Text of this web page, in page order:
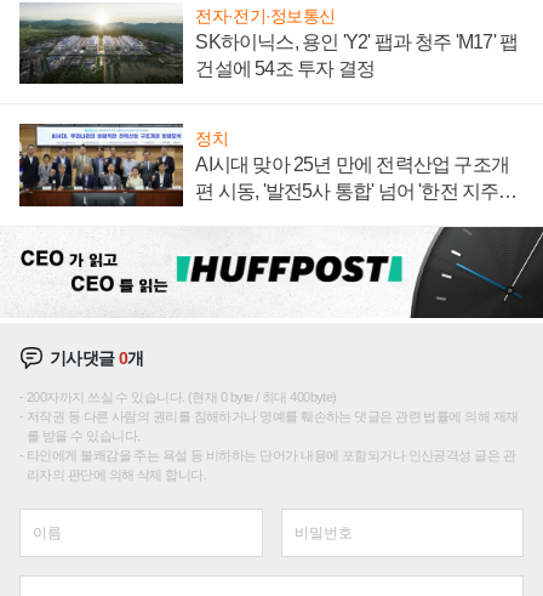
전자·전기·정보통신
SK하이닉스, 용인 'Y2' 팹과 청주 'M17' 팹
건설에 54조 투자 결정
정치
AI시대 맞아 25년 만에 전력산업 구조개
편 시동, '발전5사 통합' 넘어 '한전 지주사'
기사댓글0개
200자까지 쓰실 수 있습니다. (현재 0 byte / 최대 400byte)
저작권 등 다른 사람의 권리를 침해하거나 명예를 훼손하는 댓글은 관련 법률에 의해 제재
를 받을 수 있습니다.
타인에게 불쾌감을 주는 욕설 등 비하하는 단어가 내용에 포함되거나 인신공격성 글은 관
리자의 판단에 의해 삭제 합니다.